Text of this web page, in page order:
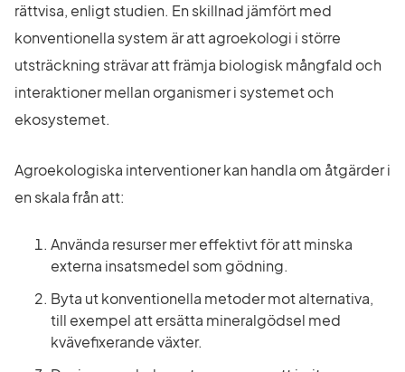
rättvisa, enligt studien. En skillnad jämfört med
konventionella system är att agroekologi i större
utsträckning strävar att främja biologisk mångfald och
interaktioner mellan organismer i systemet och
ekosystemet.
Agroekologiska interventioner kan handla om åtgärder i
en skala från att:
Använda resurser mer effektivt för att minska
externa insatsmedel som gödning.
Byta ut konventionella metoder mot alternativa,
till exempel att ersätta mineralgödsel med
kvävefixerande växter.